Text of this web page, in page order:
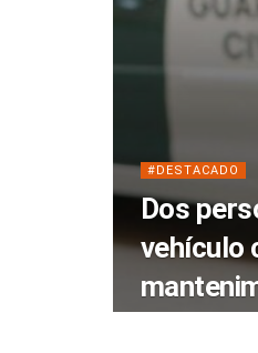
#DESTACADO
Dos
vehículo